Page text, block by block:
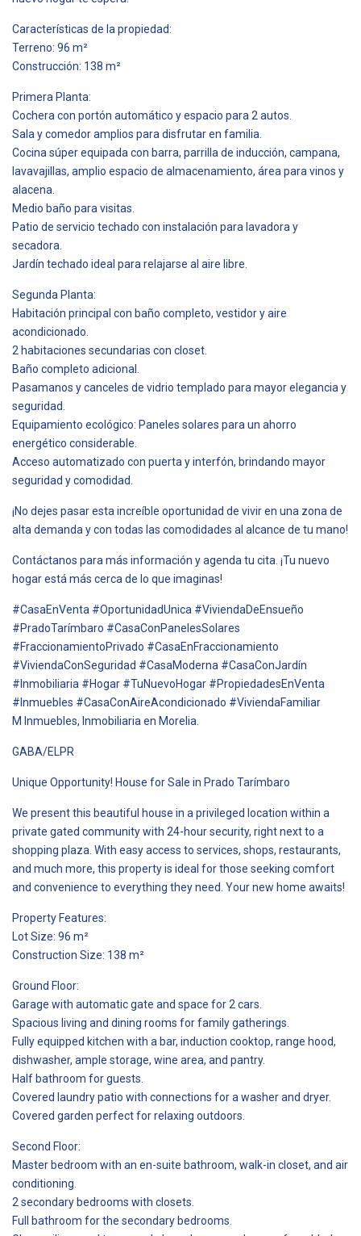
Características de la propiedad:
Terreno: 96 m²
Construcción: 138 m²
Primera Planta:
Cochera con portón automático y espacio para 2 autos.
Sala y comedor amplios para disfrutar en familia.
Cocina súper equipada con barra, parrilla de inducción, campana,
lavavajillas, amplio espacio de almacenamiento, área para vinos y
alacena.
Medio baño para visitas.
Patio de servicio techado con instalación para lavadora y
secadora.
Jardín techado ideal para relajarse al aire libre.
Segunda Planta:
Habitación principal con baño completo, vestidor y aire
acondicionado.
2 habitaciones secundarias con closet.
Baño completo adicional.
Pasamanos y canceles de vidrio templado para mayor elegancia y
seguridad.
Equipamiento ecológico: Paneles solares para un ahorro
energético considerable.
Acceso automatizado con puerta y interfón, brindando mayor
seguridad y comodidad.
¡No dejes pasar esta increíble oportunidad de vivir en una zona de
alta demanda y con todas las comodidades al alcance de tu mano!
Contáctanos para más información y agenda tu cita. ¡Tu nuevo
hogar está más cerca de lo que imaginas!
#CasaEnVenta #OportunidadUnica #ViviendaDeEnsueño
#PradoTarímbaro #CasaConPanelesSolares
#FraccionamientoPrivado #CasaEnFraccionamiento
#ViviendaConSeguridad #CasaModerna #CasaConJardín
#Inmobiliaria #Hogar #TuNuevoHogar #PropiedadesEnVenta
#Inmuebles #CasaConAireAcondicionado #ViviendaFamiliar
M Inmuebles, Inmobiliaria en Morelia.
GABA/ELPR
Unique Opportunity! House for Sale in Prado Tarímbaro
We present this beautiful house in a privileged location within a
private gated community with 24-hour security, right next to a
shopping plaza. With easy access to services, shops, restaurants,
and much more, this property is ideal for those seeking comfort
and convenience to everything they need. Your new home awaits!
Property Features:
Lot Size: 96 m²
Construction Size: 138 m²
Ground Floor:
Garage with automatic gate and space for 2 cars.
Spacious living and dining rooms for family gatherings.
Fully equipped kitchen with a bar, induction cooktop, range hood,
dishwasher, ample storage, wine area, and pantry.
Half bathroom for guests.
Covered laundry patio with connections for a washer and dryer.
Covered garden perfect for relaxing outdoors.
Second Floor:
Master bedroom with an en-suite bathroom, walk-in closet, and air
conditioning.
2 secondary bedrooms with closets.
Full bathroom for the secondary bedrooms.